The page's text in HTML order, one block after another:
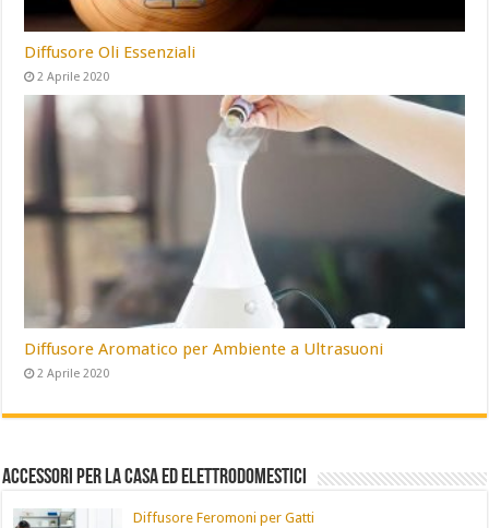
Diffusore Oli Essenziali
2 Aprile 2020
Diffusore Aromatico per Ambiente a Ultrasuoni
2 Aprile 2020
Accessori per la Casa ed Elettrodomestici
Diffusore Feromoni per Gatti